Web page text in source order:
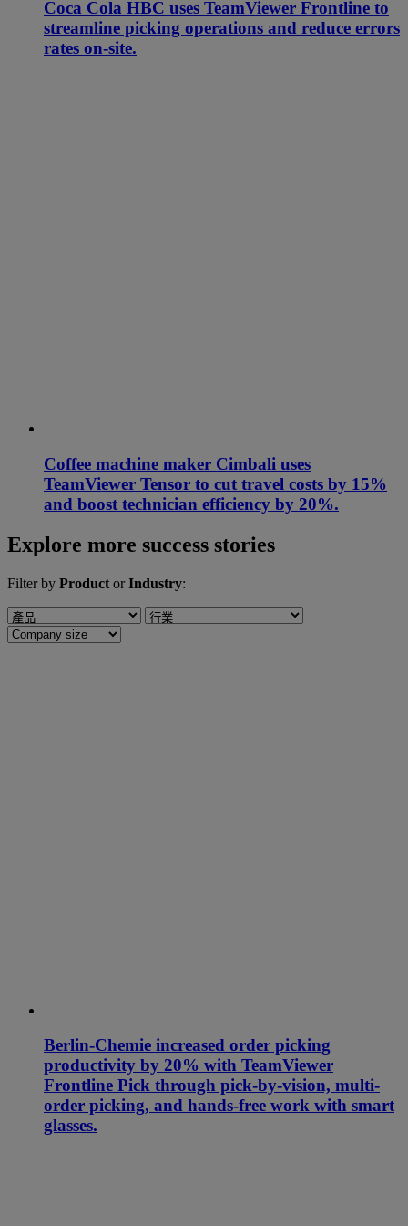
Coca Cola HBC uses TeamViewer Frontline to
streamline picking operations and reduce errors
rates on-site.
Coffee machine maker Cimbali uses
TeamViewer Tensor to cut travel costs by 15%
and boost technician efficiency by 20%.
Explore more success stories
Filter by Product orIndustry:
Berlin-Chemie increased order picking
productivity by 20% with TeamViewer
Frontline Pick through pick-by-vision, multi-
order picking, and hands-free work with smart
glasses.